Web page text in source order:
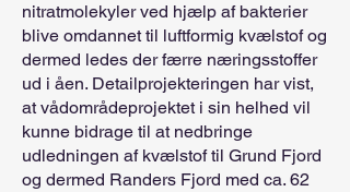
nitratmolekyler ved hjælp af bakterier
blive omdannet til luftformig kvælstof og
dermed ledes der færre næringsstoffer
ud i åen. Detailprojekteringen har vist,
at vådområdeprojektet i sin helhed vil
kunne bidrage til at nedbringe
udledningen af kvælstof til Grund Fjord
og dermed Randers Fjord med ca. 62